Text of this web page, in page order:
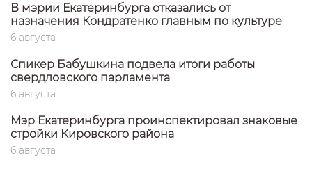
В мэрии Екатеринбурга отказались от
назначения Кондратенко главным по культуре
6 августа
Спикер Бабушкина подвела итоги работы
свердловского парламента
6 августа
Мэр Екатеринбурга проинспектировал знаковые
стройки Кировского района
6 августа